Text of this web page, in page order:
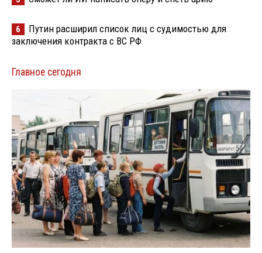
6
Путин расширил список лиц с судимостью для
заключения контракта с ВС РФ
Главное сегодня